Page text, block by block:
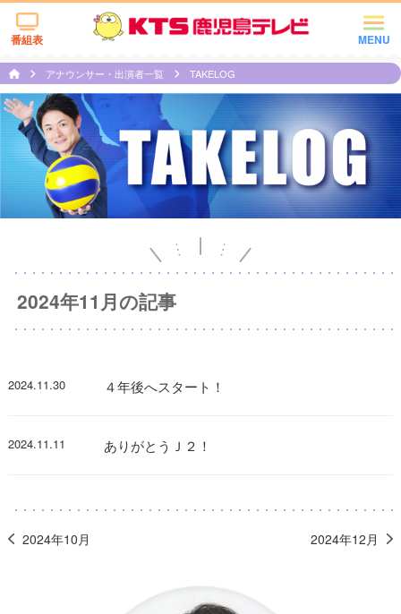
MENU
番組表
アナウンサー・出演者一覧 TAKELOG
2024年11月の記事
2024.11.30 ４年後へスタート！
2024.11.11 ありがとうＪ２！
2024年10月 2024年12月